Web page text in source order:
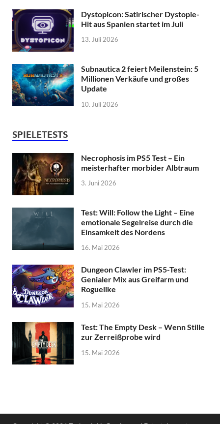
Dystopicon: Satirischer Dystopie-
Hit aus Spanien startet im Juli
13. Juli 2026
Subnautica 2 feiert Meilenstein: 5
Millionen Verkäufe und großes
Update
10. Juli 2026
SPIELETESTS
Necrophosis im PS5 Test – Ein
meisterhafter morbider Albtraum
3. Juni 2026
Test: Will: Follow the Light – Eine
emotionale Segelreise durch die
Einsamkeit des Nordens
16. Mai 2026
Dungeon Clawler im PS5-Test:
Genialer Mix aus Greifarm und
Roguelike
15. Mai 2026
Test: The Empty Desk – Wenn Stille
zur Zerreißprobe wird
15. Mai 2026